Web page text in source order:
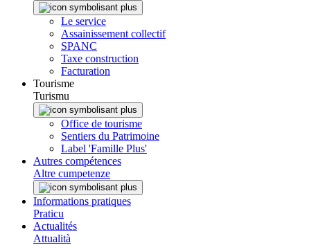
Le service
Assainissement collectif
SPANC
Taxe construction
Facturation
Tourisme
Turismu
Office de tourisme
Sentiers du Patrimoine
Label 'Famille Plus'
Autres compétences
Altre cumpetenze
Informations pratiques
Praticu
Actualités
Attualità